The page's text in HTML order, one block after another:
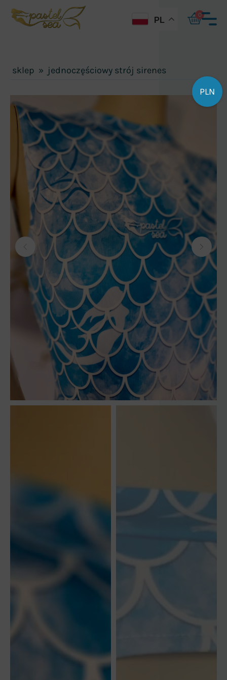
PL
0
sklep » jednoczęściowy strój sirenes
PLN